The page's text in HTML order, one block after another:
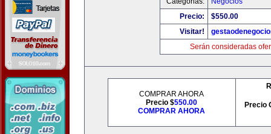
Precio:
$550.00
Visitar!
Serán consideradas
COMPRAR AHORA
Precio $550.00
COMPRAR AHORA
Precio